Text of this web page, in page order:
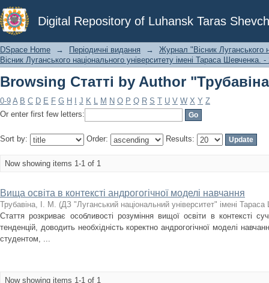
Digital Repository of Luhansk Taras
Browsing Статті by Author
DSpace Home → Періодичні видання →
Журнал "Вісник Луганського
Вісник Луганського національного університету імені Тараса
Browsing Статті by Author
0-9 A B C D E F G H J K L M N O P Q R S T U V W X Y Z
Or enter first few letters:
Sort by: Order: Results:
Now showing items 1-1 of 1
Вища освіта в контексті андрогогічної моделі навчання
Трубавіна, І. М. (ДЗ "Луганський національний університет" імені
Стаття розкриває особливості розуміння вищої освіти в контексті
тенденцій, доводить необхідність коректно андрогогічної моделі
студентом, ...
Now showing items 1-1 of 1